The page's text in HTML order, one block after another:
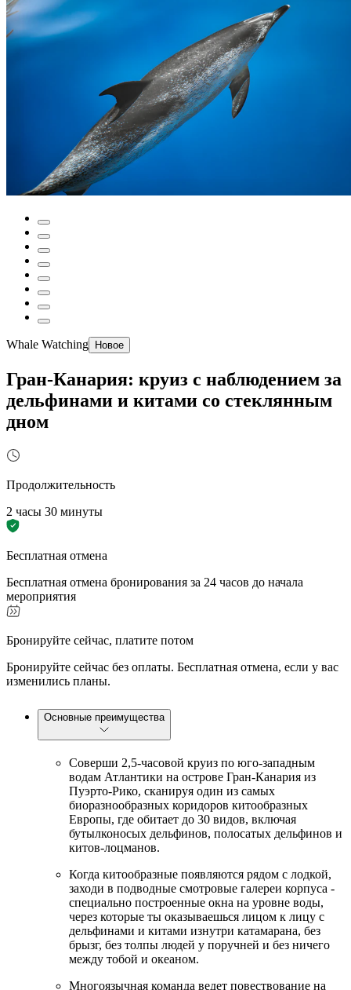
Whale Watching Новое
Гран-Канария: круиз с наблюдением за
дельфинами и китами со стеклянным
дном
Продолжительность
2 часы 30 минуты
Бесплатная отмена
Бесплатная отмена бронирования за 24 часов до начала
мероприятия
Бронируйте сейчас, платите потом
Бронируйте сейчас без оплаты. Бесплатная отмена, если у вас
изменились планы.
Основные преимущества
Соверши 2,5-часовой круиз по юго-западным
водам Атлантики на острове Гран-Канария из
Пуэрто-Рико, сканируя один из самых
биоразнообразных коридоров китообразных
Европы, где обитает до 30 видов, включая
бутылконосых дельфинов, полосатых дельфинов и
китов-лоцманов.
Когда китообразные появляются рядом с лодкой,
заходи в подводные смотровые галереи корпуса -
специально построенные окна на уровне воды,
через которые ты оказываешься лицом к лицу с
дельфинами и китами изнутри катамарана, без
брызг, без толпы людей у поручней и без ничего
между тобой и океаном.
Многоязычная команда ведет повествование на